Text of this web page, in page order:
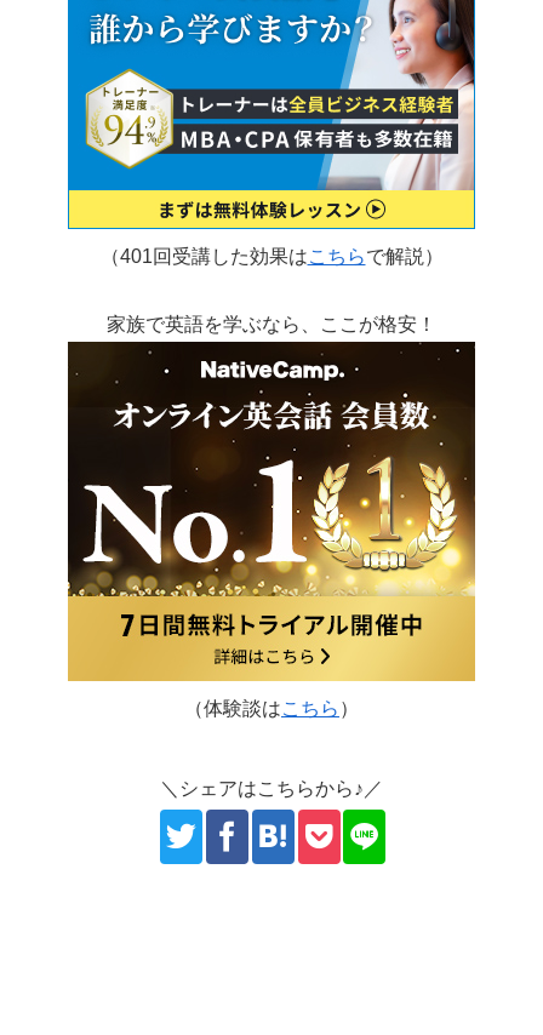
（401回受講した効果はこちらで解説）
家族で英語を学ぶなら、ここが格安！
（体験談はこちら ）
＼シェアはこちらから♪／